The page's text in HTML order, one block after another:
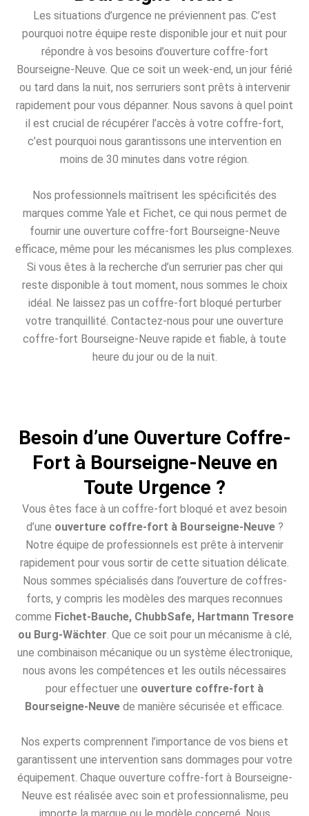
Les situations d’urgence ne préviennent pas. C’est
pourquoi notre équipe reste disponible jour et nuit pour
répondre à vos besoins d’ouverture coffre-fort
Bourseigne-Neuve. Que ce soit un week-end, un jour férié
ou tard dans la nuit, nos serruriers sont prêts à intervenir
rapidement pour vous dépanner. Nous savons à quel point
il est crucial de récupérer l’accès à votre coffre-fort,
c’est pourquoi nous garantissons une intervention en
moins de 30 minutes dans votre région.
Nos professionnels maîtrisent les spécificités des
marques comme Yale et Fichet, ce qui nous permet de
fournir une ouverture coffre-fort Bourseigne-Neuve
efficace, même pour les mécanismes les plus complexes.
Si vous êtes à la recherche d’un serrurier pas cher qui
reste disponible à tout moment, nous sommes le choix
idéal. Ne laissez pas un coffre-fort bloqué perturber
votre tranquillité. Contactez-nous pour une ouverture
coffre-fort Bourseigne-Neuve rapide et fiable, à toute
heure du jour ou de la nuit.
Besoin d’une Ouverture Coffre-
Fort à Bourseigne-Neuve en
Toute Urgence ?
Vous êtes face à un coffre-fort bloqué et avez besoin
d’une ouverture coffre-fort à Bourseigne-Neuve?
Notre équipe de professionnels est prête à intervenir
rapidement pour vous sortir de cette situation délicate.
Nous sommes spécialisés dans l’ouverture de coffres-
forts, y compris les modèles des marques reconnues
comme Fichet-Bauche, ChubbSafe, Hartmann Tresore
ou Burg-Wächter . Que ce soit pour un mécanisme à clé,
une combinaison mécanique ou un système électronique,
nous avons les compétences et les outils nécessaires
pour effectuer une ouverture coffre-fort à
Bourseigne-Neuve de manière sécurisée et efficace.
Nos experts comprennent l’importance de vos biens et
garantissent une intervention sans dommages pour votre
équipement. Chaque ouverture coffre-fort à Bourseigne-
Neuve est réalisée avec soin et professionnalisme, peu